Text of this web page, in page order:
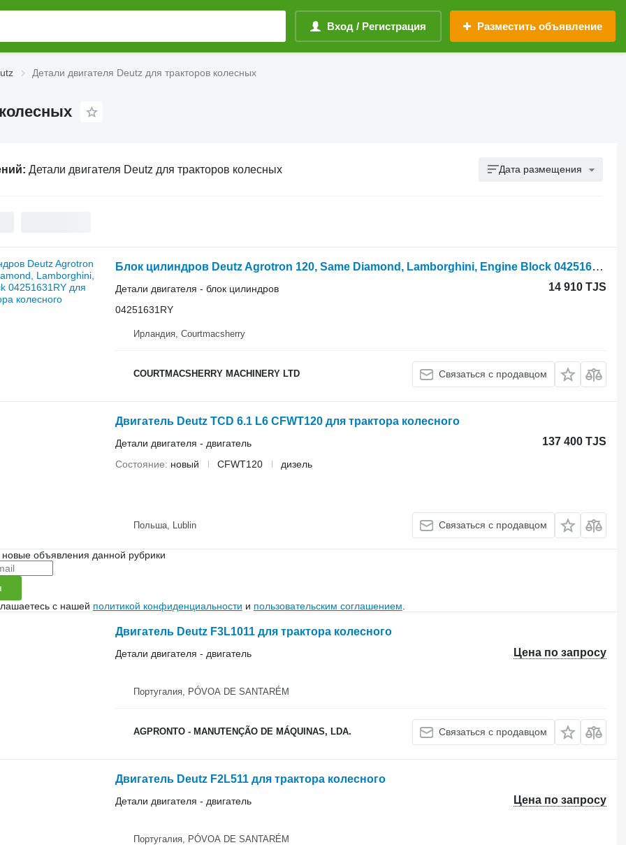
Вход / Регистрация Разместить объявление
Детали двигателя Deutz для тракторов колесных
Детали двигателя Deutz для тракторов колесных Дата размещения
Блок цилиндров Deutz Agrotron 120, Same Diamond, Lamborghini, Engine Block 04251631RY для трактора колесного
14 910 TJS
Детали двигателя - блок цилиндров
04251631RY
Ирландия, Courtmacsherry
COURTMACSHERRY MACHINERY LTD Связаться с продавцом
Двигатель Deutz TCD 6.1 L6 CFWT120 для трактора колесного
137 400 TJS
Детали двигателя - двигатель
Состояние
новый CFWT120 дизель
Польша, Lublin Связаться с продавцом
объявления данной рубрики
с нашей политикой конфиденциальности и пользовательским соглашением
Двигатель Deutz F3L1011 для трактора колесного
Цена по запросу
Детали двигателя - двигатель
Португалия, PÓVOA DE SANTARÉM
AGPRONTO - MANUTENÇÃO DE MÁQUINAS, LDA. Связаться с продавцом
Двигатель Deutz F2L511 для трактора колесного
Цена по запросу
Детали двигателя - двигатель
Португалия, PÓVOA DE SANTARÉM